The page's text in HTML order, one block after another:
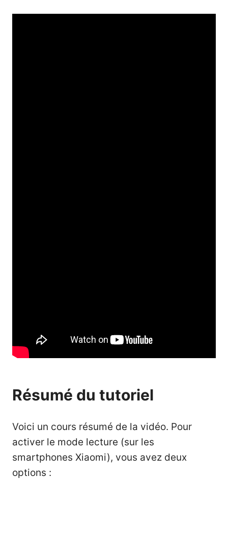
Résumé du tutoriel
Voici un cours résumé de la vidéo. Pour
activer le mode lecture (sur les
smartphones Xiaomi), vous avez deux
options :